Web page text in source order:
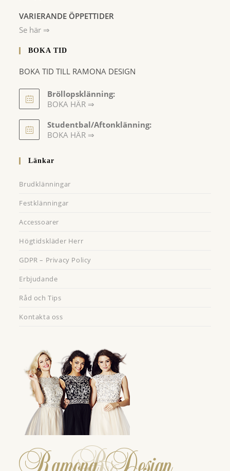
VARIERANDE ÖPPETTIDER
Se här ⇒
BOKA TID
BOKA TID TILL RAMONA DESIGN
Bröllopsklänning:
BOKA HÄR ⇒
in
a
tab
Studentbal/Aftonklänning:
BOKA HÄR ⇒
Länkar
Brudklänningar
Festklänningar
Accessoarer
Högtidskläder Herr
GDPR – Privacy Policy
Erbjudande
Råd och Tips
Kontakta oss